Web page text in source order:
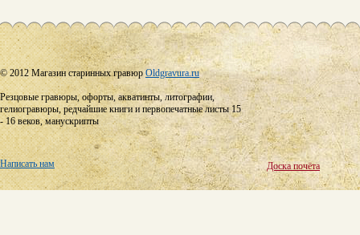
© 2012 Магазин старинных гравюрOldgravura.ru
Резцовые гравюры, офорты, акватинты, литографии,
гелиогравюры, редчайшие книги и первопечатные листы 15
- 16 веков, манускрипты
Написать нам Доска почёта